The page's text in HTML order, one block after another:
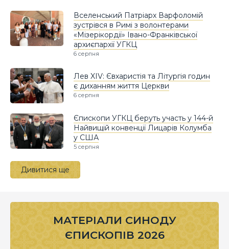
Вселенський Патріарх Варфоломій
зустрівся в Римі з волонтерами
«Мізерікордії» Івано-Франківської
архиєпархії УГКЦ
6 серпня
Лев XIV: Євхаристія та Літургія годин
є диханням життя Церкви
6 серпня
Єпископи УГКЦ беруть участь у 144-й
Найвищій конвенції Лицарів Колумба
у США
5 серпня
Дивитися ще
МАТЕРІАЛИ СИНОДУ
ЄПИСКОПІВ 2026